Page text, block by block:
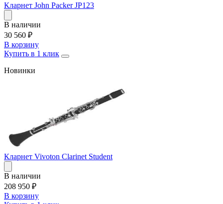
Кларнет John Packer JP123
В наличии
30 560 ₽
В корзину
Купить в 1 клик
Новинки
Кларнет Vivoton Clarinet Student
В наличии
208 950 ₽
В корзину